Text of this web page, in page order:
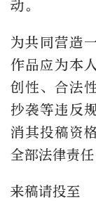
动。
为共同营造
作品应为本
创性、合法
抄袭等违反
消其投稿资
全部法律责任
来稿请投至